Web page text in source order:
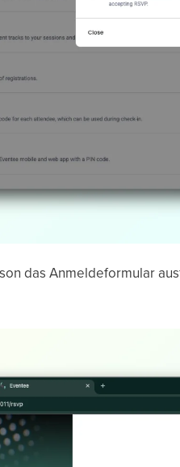
das Anmeldeformular